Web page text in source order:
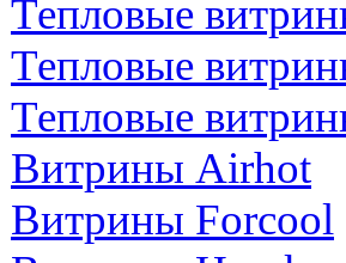
Тепловые
Тепловые
Тепловые
Витрины Airhot
Витрины Forcool